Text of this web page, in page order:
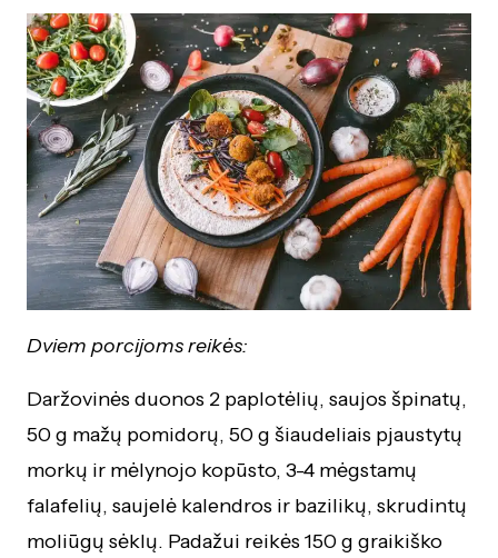
Dviem porcijoms reikės:
Daržovinės duonos 2 paplotėlių, saujos špinatų,
50 g mažų pomidorų, 50 g šiaudeliais pjaustytų
morkų ir mėlynojo kopūsto, 3-4 mėgstamų
falafelių, saujelė kalendros ir bazilikų, skrudintų
moliūgų sėklų. Padažui reikės 150 g graikiško